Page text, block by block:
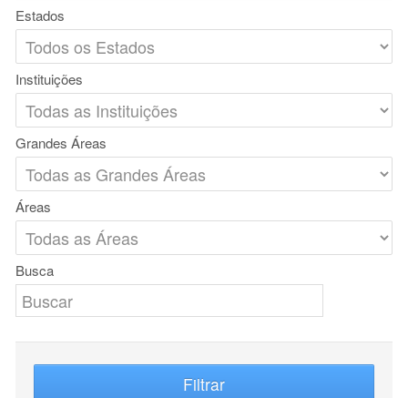
Estados
Instituições
Grandes Áreas
Áreas
Busca
Filtrar